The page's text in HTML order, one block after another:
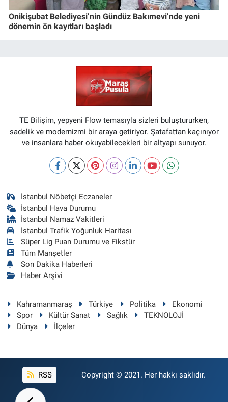
Onikişubat Belediyesi’nin Gündüz Bakımevi’nde yeni
dönemin ön kayıtları başladı
TE Bilişim, yepyeni Flow temasıyla sizleri buluştururken,
sadelik ve modernizmi bir araya getiriyor. Şatafattan kaçınıyor
ve insanlara haber okuyabilecekleri bir altyapı sunuyor.
İstanbul Nöbetçi Eczaneler
İstanbul Hava Durumu
İstanbul Namaz Vakitleri
İstanbul Trafik Yoğunluk Haritası
Süper Lig Puan Durumu ve Fikstür
Tüm Manşetler
Son Dakika Haberleri
Haber Arşivi
Kahramanmaraş Türkiye Politika
Ekonomi
Spor
Kültür Sanat Sağlık
TEKNOLOJİ
Dünya
İlçeler
RSS Copyright © 2021. Her hakkı saklıdır.